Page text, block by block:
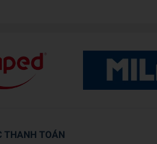
THANH TOÁN